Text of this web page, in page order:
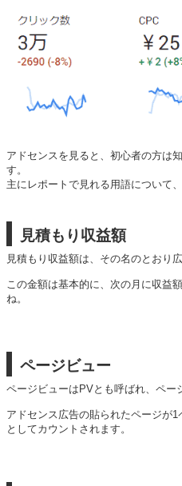
アドセンスを見ると、初心者の方は
す。
主にレポートで見れる用語について
見積もり収益額
見積もり収益額は、その名のとおり
この金額は基本的に、次の月に収益
ね。
ページビュー
ページビューはPVとも呼ばれ、ペー
アドセンス広告の貼られたページが
としてカウントされます。